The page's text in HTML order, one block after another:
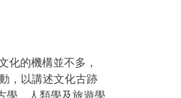
化的機構並不多，
，以講述文化古跡
學、人類學及旅遊學